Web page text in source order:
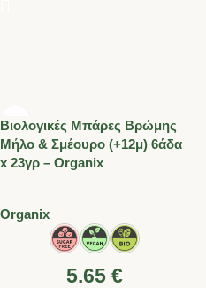
Βιολογικές Μπάρες Βρώμης
Μήλο & Σμέουρο (+12μ) 6άδα
x 23γρ – Organix
Organix
5.65 €